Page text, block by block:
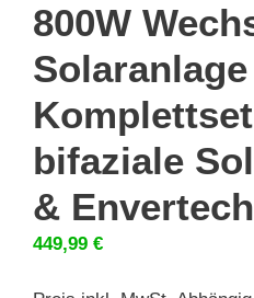
800W
Solaranlage
bifaziale
&
449,99 €